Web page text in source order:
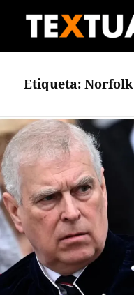
Etiqueta:Norfolk